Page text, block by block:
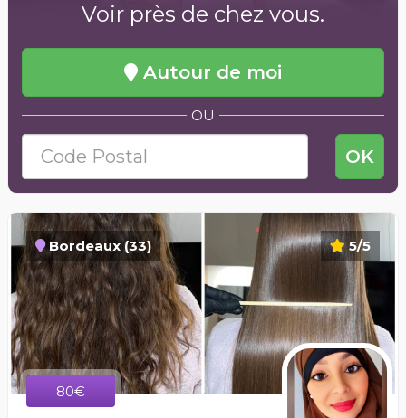
Voir près de chez vous.
Autour de moi
OU
OK
5/5
Bordeaux (33)
80€